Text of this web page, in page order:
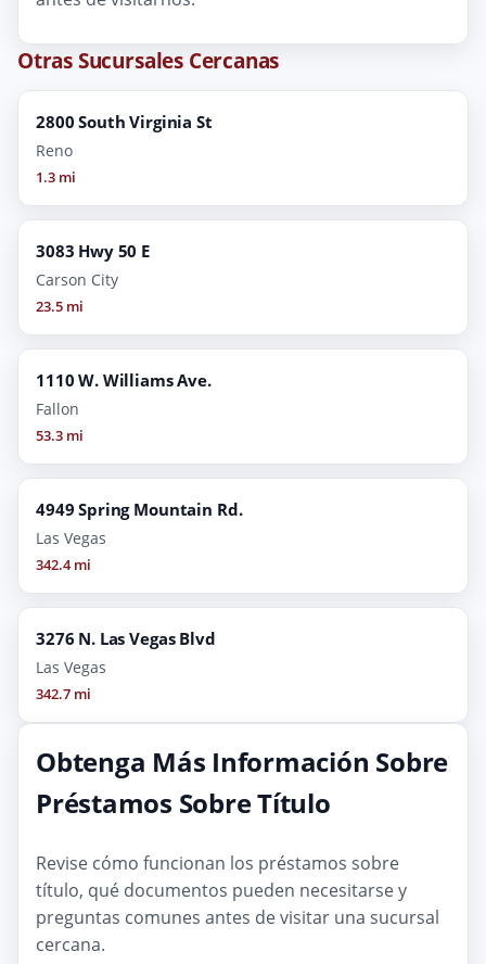
Otras Sucursales Cercanas
2800 South Virginia St
Reno
1.3 mi
3083 Hwy 50 E
Carson City
23.5 mi
1110 W. Williams Ave.
Fallon
53.3 mi
4949 Spring Mountain Rd.
Las Vegas
342.4 mi
3276 N. Las Vegas Blvd
Las Vegas
342.7 mi
Obtenga Más Información Sobre
Préstamos Sobre Título
Revise cómo funcionan los préstamos sobre
título, qué documentos pueden necesitarse y
preguntas comunes antes de visitar una sucursal
cercana.